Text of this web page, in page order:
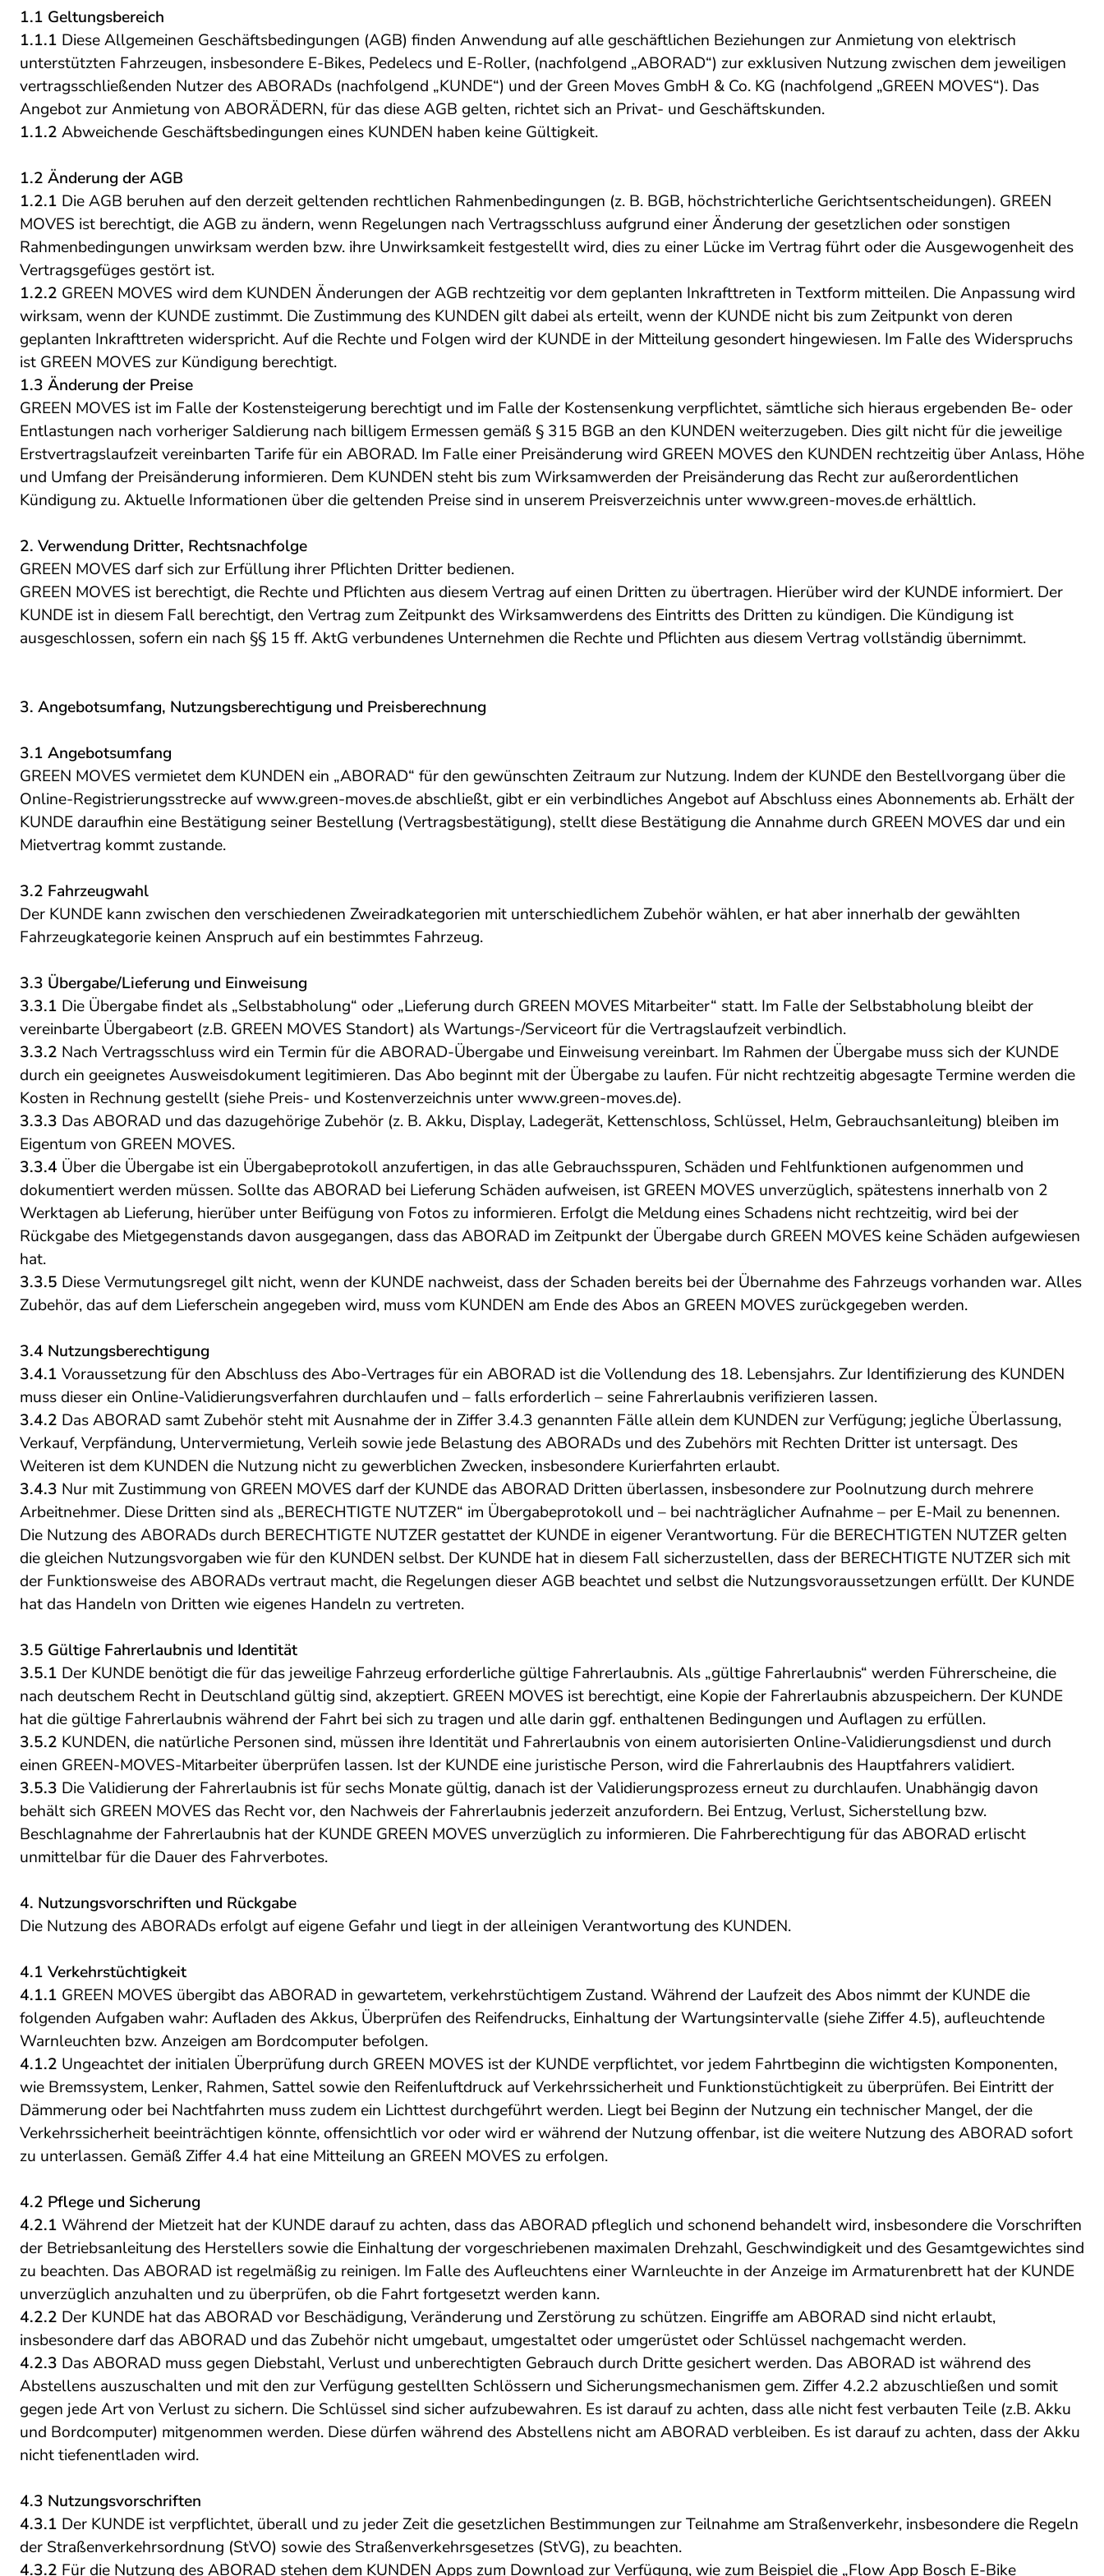
1.1 Geltungsbereich
1.1.1 Diese Allgemeinen Geschäftsbedingungen (AGB) finden Anwendung auf alle geschäftlichen Beziehungen zur Anmietung von elektrisch
unterstützten Fahrzeugen, insbesondere E-Bikes, Pedelecs und E-Roller, (nachfolgend „ABORAD“) zur exklusiven Nutzung zwischen dem jeweiligen
vertragsschließenden Nutzer des ABORADs (nachfolgend „KUNDE“) und der Green Moves GmbH & Co. KG (nachfolgend „GREEN MOVES“). Das
Angebot zur Anmietung von ABORÄDERN, für das diese AGB gelten, richtet sich an Privat- und Geschäftskunden.
1.1.2 Abweichende Geschäftsbedingungen eines KUNDEN haben keine Gültigkeit.
1.2 Änderung der AGB
1.2.1 Die AGB beruhen auf den derzeit geltenden rechtlichen Rahmenbedingungen (z. B. BGB, höchstrichterliche Gerichtsentscheidungen). GREEN
MOVES ist berechtigt, die AGB zu ändern, wenn Regelungen nach Vertragsschluss aufgrund einer Änderung der gesetzlichen oder sonstigen
Rahmenbedingungen unwirksam werden bzw. ihre Unwirksamkeit festgestellt wird, dies zu einer Lücke im Vertrag führt oder die Ausgewogenheit des
Vertragsgefüges gestört ist.
1.2.2 GREEN MOVES wird dem KUNDEN Änderungen der AGB rechtzeitig vor dem geplanten Inkrafttreten in Textform mitteilen. Die Anpassung wird
wirksam, wenn der KUNDE zustimmt. Die Zustimmung des KUNDEN gilt dabei als erteilt, wenn der KUNDE nicht bis zum Zeitpunkt von deren
geplanten Inkrafttreten widerspricht. Auf die Rechte und Folgen wird der KUNDE in der Mitteilung gesondert hingewiesen. Im Falle des Widerspruchs
ist GREEN MOVES zur Kündigung berechtigt.
1.3 Änderung der Preise
GREEN MOVES ist im Falle der Kostensteigerung berechtigt und im Falle der Kostensenkung verpflichtet, sämtliche sich hieraus ergebenden Be- oder
Entlastungen nach vorheriger Saldierung nach billigem Ermessen gemäß § 315 BGB an den KUNDEN weiterzugeben. Dies gilt nicht für die jeweilige
Erstvertragslaufzeit vereinbarten Tarife für ein ABORAD. Im Falle einer Preisänderung wird GREEN MOVES den KUNDEN rechtzeitig über Anlass, Höhe
und Umfang der Preisänderung informieren. Dem KUNDEN steht bis zum Wirksamwerden der Preisänderung das Recht zur außerordentlichen
Kündigung zu. Aktuelle Informationen über die geltenden Preise sind in unserem Preisverzeichnis unterwww.green-moves.deerhältlich.
2. Verwendung Dritter, Rechtsnachfolge
GREEN MOVES darf sich zur Erfüllung ihrer Pflichten Dritter bedienen.
GREEN MOVES ist berechtigt, die Rechte und Pflichten aus diesem Vertrag auf einen Dritten zu übertragen. Hierüber wird der KUNDE informiert. Der
KUNDE ist in diesem Fall berechtigt, den Vertrag zum Zeitpunkt des Wirksamwerdens des Eintritts des Dritten zu kündigen. Die Kündigung ist
ausgeschlossen, sofern ein nach §§ 15 ff. AktG verbundenes Unternehmen die Rechte und Pflichten aus diesem Vertrag vollständig übernimmt.
3. Angebotsumfang, Nutzungsberechtigung und Preisberechnung
3.1 Angebotsumfang
GREEN MOVES vermietet dem KUNDEN ein „ABORAD“ für den gewünschten Zeitraum zur Nutzung. Indem der KUNDE den Bestellvorgang über die
Online-Registrierungsstrecke aufwww.green-moves.de abschließt, gibt er ein verbindliches Angebot auf Abschluss eines Abonnements ab. Erhält der
KUNDE daraufhin eine Bestätigung seiner Bestellung (Vertragsbestätigung), stellt diese Bestätigung die Annahme durch GREEN MOVES dar und ein
Mietvertrag kommt zustande.
3.2 Fahrzeugwahl
Der KUNDE kann zwischen den verschiedenen Zweiradkategorien mit unterschiedlichem Zubehör wählen, er hat aber innerhalb der gewählten
Fahrzeugkategorie keinen Anspruch auf ein bestimmtes Fahrzeug.
3.3 Übergabe/Lieferung und Einweisung
3.3.1 Die Übergabe findet als „Selbstabholung“ oder „Lieferung durch GREEN MOVES Mitarbeiter“ statt. Im Falle der Selbstabholung bleibt der
vereinbarte Übergabeort (z.B. GREEN MOVES Standort) als Wartungs-/Serviceort für die Vertragslaufzeit verbindlich.
3.3.2 Nach Vertragsschluss wird ein Termin für die ABORAD-Übergabe und Einweisung vereinbart. Im Rahmen der Übergabe muss sich der KUNDE
durch ein geeignetes Ausweisdokument legitimieren. Das Abo beginnt mit der Übergabe zu laufen. Für nicht rechtzeitig abgesagte Termine werden die
Kosten in Rechnung gestellt (siehe Preis- und Kostenverzeichnis unter www.green-moves.de).
3.3.3 Das ABORAD und das dazugehörige Zubehör (z. B. Akku, Display, Ladegerät, Kettenschloss, Schlüssel, Helm, Gebrauchsanleitung) bleiben im
Eigentum von GREEN MOVES.
3.3.4 Über die Übergabe ist ein Übergabeprotokoll anzufertigen, in das alle Gebrauchsspuren, Schäden und Fehlfunktionen aufgenommen und
dokumentiert werden müssen. Sollte das ABORAD bei Lieferung Schäden aufweisen, ist GREEN MOVES unverzüglich, spätestens innerhalb von 2
Werktagen ab Lieferung, hierüber unter Beifügung von Fotos zu informieren. Erfolgt die Meldung eines Schadens nicht rechtzeitig, wird bei der
Rückgabe des Mietgegenstands davon ausgegangen, dass das ABORAD im Zeitpunkt der Übergabe durch GREEN MOVES keine Schäden aufgewiesen
hat.
3.3.5 Diese Vermutungsregel gilt nicht, wenn der KUNDE nachweist, dass der Schaden bereits bei der Übernahme des Fahrzeugs vorhanden war. Alles
Zubehör, das auf dem Lieferschein angegeben wird, muss vom KUNDEN am Ende des Abos an GREEN MOVES zurückgegeben werden.
3.4 Nutzungsberechtigung
3.4.1 Voraussetzung für den Abschluss des Abo-Vertrages für ein ABORAD ist die Vollendung des 18. Lebensjahrs. Zur Identifizierung des KUNDEN
muss dieser ein Online-Validierungsverfahren durchlaufen und – falls erforderlich – seine Fahrerlaubnis verifizieren lassen.
3.4.2 Das ABORAD samt Zubehör steht mit Ausnahme der in Ziffer 3.4.3 genannten Fälle allein dem KUNDEN zur Verfügung; jegliche Überlassung,
Verkauf, Verpfändung, Untervermietung, Verleih sowie jede Belastung des ABORADs und des Zubehörs mit Rechten Dritter ist untersagt. Des
Weiteren ist dem KUNDEN die Nutzung nicht zu gewerblichen Zwecken, insbesondere Kurierfahrten erlaubt.
3.4.3 Nur mit Zustimmung von GREEN MOVES darf der KUNDE das ABORAD Dritten überlassen, insbesondere zur Poolnutzung durch mehrere
Arbeitnehmer. Diese Dritten sind als „BERECHTIGTE NUTZER“ im Übergabeprotokoll und – bei nachträglicher Aufnahme – per E-Mail zu benennen.
Die Nutzung des ABORADs durch BERECHTIGTE NUTZER gestattet der KUNDE in eigener Verantwortung. Für die BERECHTIGTEN NUTZER gelten
die gleichen Nutzungsvorgaben wie für den KUNDEN selbst. Der KUNDE hat in diesem Fall sicherzustellen, dass der BERECHTIGTE NUTZER sich mit
der Funktionsweise des ABORADs vertraut macht, die Regelungen dieser AGB beachtet und selbst die Nutzungsvoraussetzungen erfüllt. Der KUNDE
hat das Handeln von Dritten wie eigenes Handeln zu vertreten.
3.5 Gültige Fahrerlaubnis und Identität
3.5.1 Der KUNDE benötigt die für das jeweilige Fahrzeug erforderliche gültige Fahrerlaubnis. Als „gültige Fahrerlaubnis“ werden Führerscheine, die
nach deutschem Recht in Deutschland gültig sind, akzeptiert. GREEN MOVES ist berechtigt, eine Kopie der Fahrerlaubnis abzuspeichern. Der KUNDE
hat die gültige Fahrerlaubnis während der Fahrt bei sich zu tragen und alle darin ggf. enthaltenen Bedingungen und Auflagen zu erfüllen.
3.5.2 KUNDEN, die natürliche Personen sind, müssen ihre Identität und Fahrerlaubnis von einem autorisierten Online-Validierungsdienst und durch
einen GREEN-MOVES-Mitarbeiter überprüfen lassen. Ist der KUNDE eine juristische Person, wird die Fahrerlaubnis des Hauptfahrers validiert.
3.5.3 Die Validierung der Fahrerlaubnis ist für sechs Monate gültig, danach ist der Validierungsprozess erneut zu durchlaufen. Unabhängig davon
behält sich GREEN MOVES das Recht vor, den Nachweis der Fahrerlaubnis jederzeit anzufordern. Bei Entzug, Verlust, Sicherstellung bzw.
Beschlagnahme der Fahrerlaubnis hat der KUNDE GREEN MOVES unverzüglich zu informieren. Die Fahrberechtigung für das ABORAD erlischt
unmittelbar für die Dauer des Fahrverbotes.
4. Nutzungsvorschriften und Rückgabe
Die Nutzung des ABORADs erfolgt auf eigene Gefahr und liegt in der alleinigen Verantwortung des KUNDEN.
4.1 Verkehrstüchtigkeit
4.1.1 GREEN MOVES übergibt das ABORAD in gewartetem, verkehrstüchtigem Zustand. Während der Laufzeit des Abos nimmt der KUNDE die
folgenden Aufgaben wahr: Aufladen des Akkus, Überprüfen des Reifendrucks, Einhaltung der Wartungsintervalle (siehe Ziffer 4.5), aufleuchtende
Warnleuchten bzw. Anzeigen am Bordcomputer befolgen.
4.1.2 Ungeachtet der initialen Überprüfung durch GREEN MOVES ist der KUNDE verpflichtet, vor jedem Fahrtbeginn die wichtigsten Komponenten,
wie Bremssystem, Lenker, Rahmen, Sattel sowie den Reifenluftdruck auf Verkehrssicherheit und Funktionstüchtigkeit zu überprüfen. Bei Eintritt der
Dämmerung oder bei Nachtfahrten muss zudem ein Lichttest durchgeführt werden. Liegt bei Beginn der Nutzung ein technischer Mangel, der die
Verkehrssicherheit beeinträchtigen könnte, offensichtlich vor oder wird er während der Nutzung offenbar, ist die weitere Nutzung des ABORAD sofort
zu unterlassen. Gemäß Ziffer 4.4 hat eine Mitteilung an GREEN MOVES zu erfolgen.
4.2 Pflege und Sicherung
4.2.1 Während der Mietzeit hat der KUNDE darauf zu achten, dass das ABORAD pfleglich und schonend behandelt wird, insbesondere die Vorschriften
der Betriebsanleitung des Herstellers sowie die Einhaltung der vorgeschriebenen maximalen Drehzahl, Geschwindigkeit und des Gesamtgewichtes sind
zu beachten. Das ABORAD ist regelmäßig zu reinigen. Im Falle des Aufleuchtens einer Warnleuchte in der Anzeige im Armaturenbrett hat der KUNDE
unverzüglich anzuhalten und zu überprüfen, ob die Fahrt fortgesetzt werden kann.
4.2.2 Der KUNDE hat das ABORAD vor Beschädigung, Veränderung und Zerstörung zu schützen. Eingriffe am ABORAD sind nicht erlaubt,
insbesondere darf das ABORAD und das Zubehör nicht umgebaut, umgestaltet oder umgerüstet oder Schlüssel nachgemacht werden.
4.2.3 Das ABORAD muss gegen Diebstahl, Verlust und unberechtigten Gebrauch durch Dritte gesichert werden. Das ABORAD ist während des
Abstellens auszuschalten und mit den zur Verfügung gestellten Schlössern und Sicherungsmechanismen gem. Ziffer 4.2.2 abzuschließen und somit
gegen jede Art von Verlust zu sichern. Die Schlüssel sind sicher aufzubewahren. Es ist darauf zu achten, dass alle nicht fest verbauten Teile (z.B. Akku
und Bordcomputer) mitgenommen werden. Diese dürfen während des Abstellens nicht am ABORAD verbleiben. Es ist darauf zu achten, dass der Akku
nicht tiefenentladen wird.
4.3 Nutzungsvorschriften
4.3.1 Der KUNDE ist verpflichtet, überall und zu jeder Zeit die gesetzlichen Bestimmungen zur Teilnahme am Straßenverkehr, insbesondere die Regeln
der Straßenverkehrsordnung (StVO) sowie des Straßenverkehrsgesetzes (StVG), zu beachten.
4.3.2 Für die Nutzung des ABORAD stehen dem KUNDEN Apps zum Download zur Verfügung, wie zum Beispiel die „Flow App Bosch E-Bike